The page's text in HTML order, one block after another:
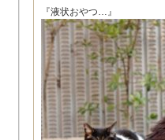
『液状おやつ…』